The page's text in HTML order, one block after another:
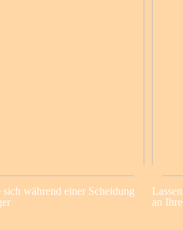
sich während einer Scheidung
an